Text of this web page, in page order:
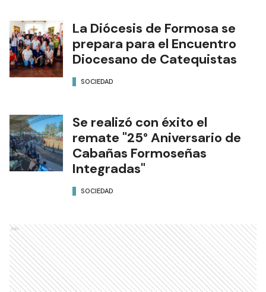
La Diócesis de Formosa se
prepara para el Encuentro
Diocesano de Catequistas
SOCIEDAD
Se realizó con éxito el
remate "25° Aniversario de
Cabañas Formoseñas
Integradas"
SOCIEDAD
Ads